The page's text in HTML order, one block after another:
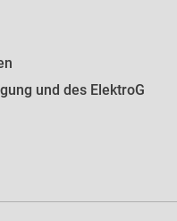
und des ElektroG